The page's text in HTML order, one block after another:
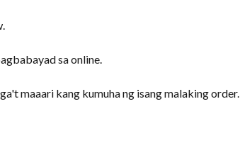
sa online.
maaari kang kumuha ng isang malaking order.